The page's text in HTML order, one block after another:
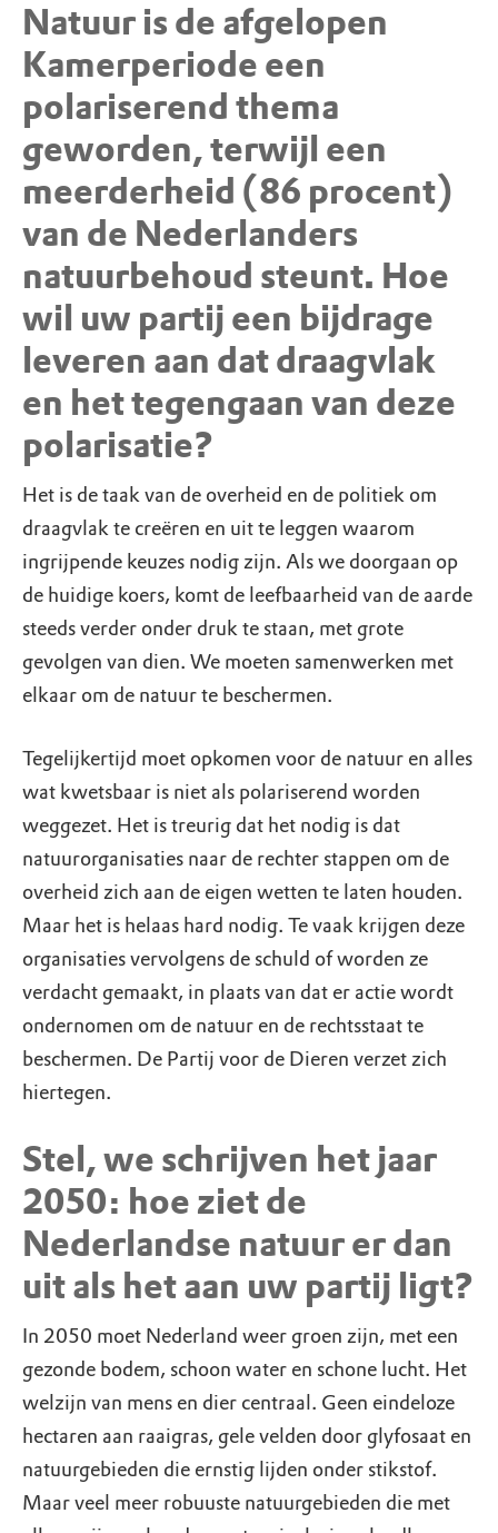
Natuur is de afgelopen
Kamerperiode een
polariserend thema
geworden, terwijl een
meerderheid (86 procent)
van de Nederlanders
natuurbehoud steunt. Hoe
wil uw partij een bijdrage
leveren aan dat draagvlak
en het tegengaan van deze
polarisatie?
Het is de taak van de overheid en de politiek om
draagvlak te creëren en uit te leggen waarom
ingrijpende keuzes nodig zijn. Als we doorgaan op
de huidige koers, komt de leefbaarheid van de aarde
steeds verder onder druk te staan, met grote
gevolgen van dien. We moeten samenwerken met
elkaar om de natuur te beschermen.
Tegelijkertijd moet opkomen voor de natuur en alles
wat kwetsbaar is niet als polariserend worden
weggezet. Het is treurig dat het nodig is dat
natuurorganisaties naar de rechter stappen om de
overheid zich aan de eigen wetten te laten houden.
Maar het is helaas hard nodig. Te vaak krijgen deze
organisaties vervolgens de schuld of worden ze
verdacht gemaakt, in plaats van dat er actie wordt
ondernomen om de natuur en de rechtsstaat te
beschermen. De Partij voor de Dieren verzet zich
hiertegen.
Stel, we schrijven het jaar
2050: hoe ziet de
Nederlandse natuur er dan
uit als het aan uw partij ligt?
In 2050 moet Nederland weer groen zijn, met een
gezonde bodem, schoon water en schone lucht. Het
welzijn van mens en dier centraal. Geen eindeloze
hectaren aan raaigras, gele velden door glyfosaat en
natuurgebieden die ernstig lijden onder stikstof.
Maar veel meer robuuste natuurgebieden die met